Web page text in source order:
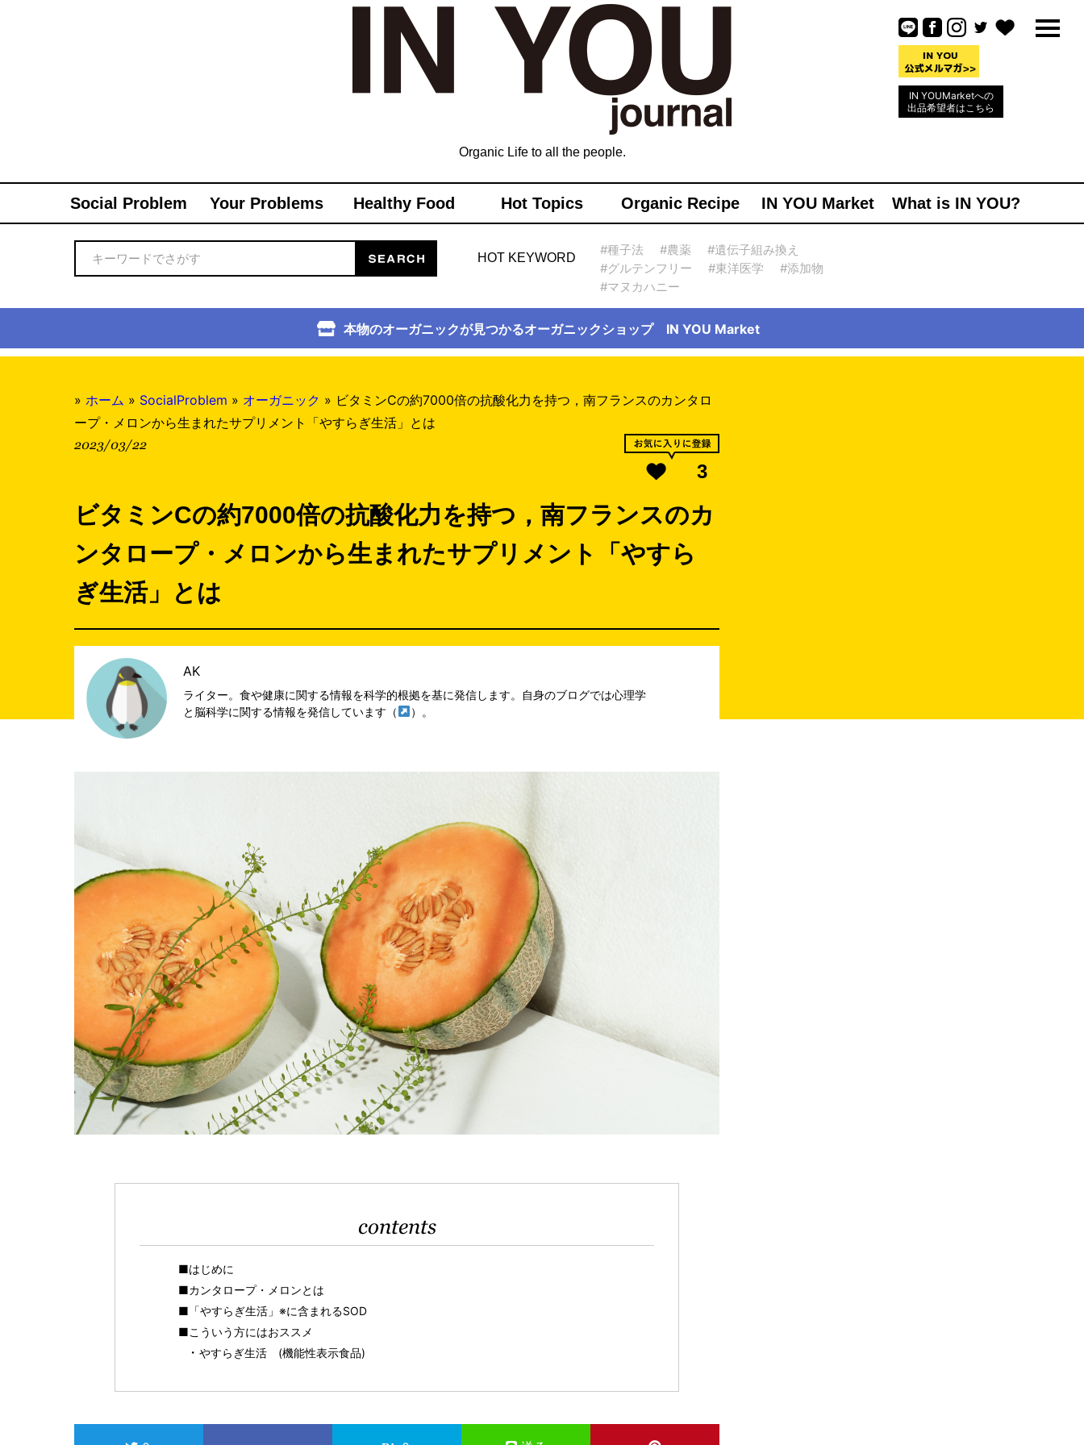
IN YOUMarketへの
出品希望者はこちら
Organic Life to all the people.
Social Problem Your Problems Healthy Food Hot Topics Organic Recipe IN YOU Market What is IN YOU?
HOT KEYWORD
#種子法 #農薬
#遺伝子組み換え
#グルテンフリー
#東洋医学
#添加物
#マヌカハニー
本物のオーガニックが見つかるオーガニックショップ IN YOU Market
» ホーム » SocialProblem » オーガニック » ビタミンCの約7000倍の抗酸化力を持つ，南フランスのカンタロ
ープ・メロンから生まれたサプリメント「やすらぎ生活」とは
2023/03/22
3
ビタミンCの約7000倍の抗酸化力を持つ，南フランスのカ
ンタロープ・メロンから生まれたサプリメント「やすら
ぎ生活」とは
AK
ライター。食や健康に関する情報を科学的根拠を基に発信します。自身のブログでは心理学
と脳科学に関する情報を発信しています（
）。
contents
■はじめに
■カンタロープ・メロンとは
■「やすらぎ生活」※に含まれるSOD
■こういう方にはおススメ
やすらぎ生活 (機能性表示食品)